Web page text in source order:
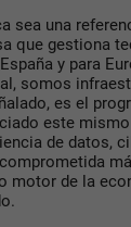
sea una
que gestiona
y para
somos
es el
este
de datos,
motor de la